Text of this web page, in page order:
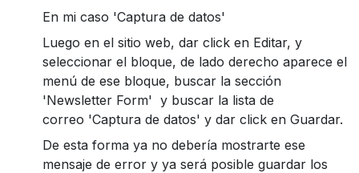
En mi caso 'Captura de datos'
Luego en el sitio web, dar click en Editar, y
seleccionar el bloque, de lado derecho aparece el
menú de ese bloque, buscar la sección
'Newsletter Form' y buscar la lista de
correo 'Captura de datos' y dar click en Guardar.
De esta forma ya no debería mostrarte ese
mensaje de error y ya será posible guardar los